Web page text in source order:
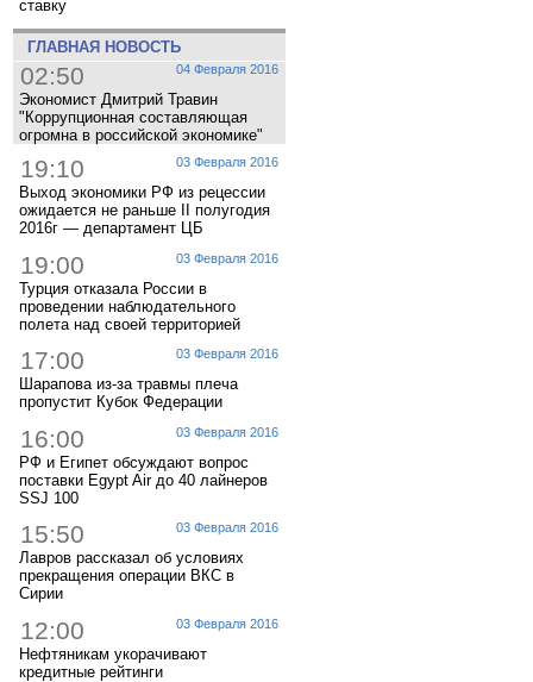
ставку
ГЛАВНАЯ НОВОСТЬ
04 Февраля 2016
02:50
Экономист Дмитрий Травин
"Коррупционная составляющая
огромна в российской экономике"
03 Февраля 2016
19:10
Выход экономики РФ из рецессии
ожидается не раньше II полугодия
2016г — департамент ЦБ
03 Февраля 2016
19:00
Турция отказала России в
проведении наблюдательного
полета над своей территорией
03 Февраля 2016
17:00
Шарапова из-за травмы плеча
пропустит Кубок Федерации
03 Февраля 2016
16:00
РФ и Египет обсуждают вопрос
поставки Egypt Air до 40 лайнеров
SSJ 100
03 Февраля 2016
15:50
Лавров рассказал об условиях
прекращения операции ВКС в
Сирии
03 Февраля 2016
12:00
Нефтяникам укорачивают
кредитные рейтинги